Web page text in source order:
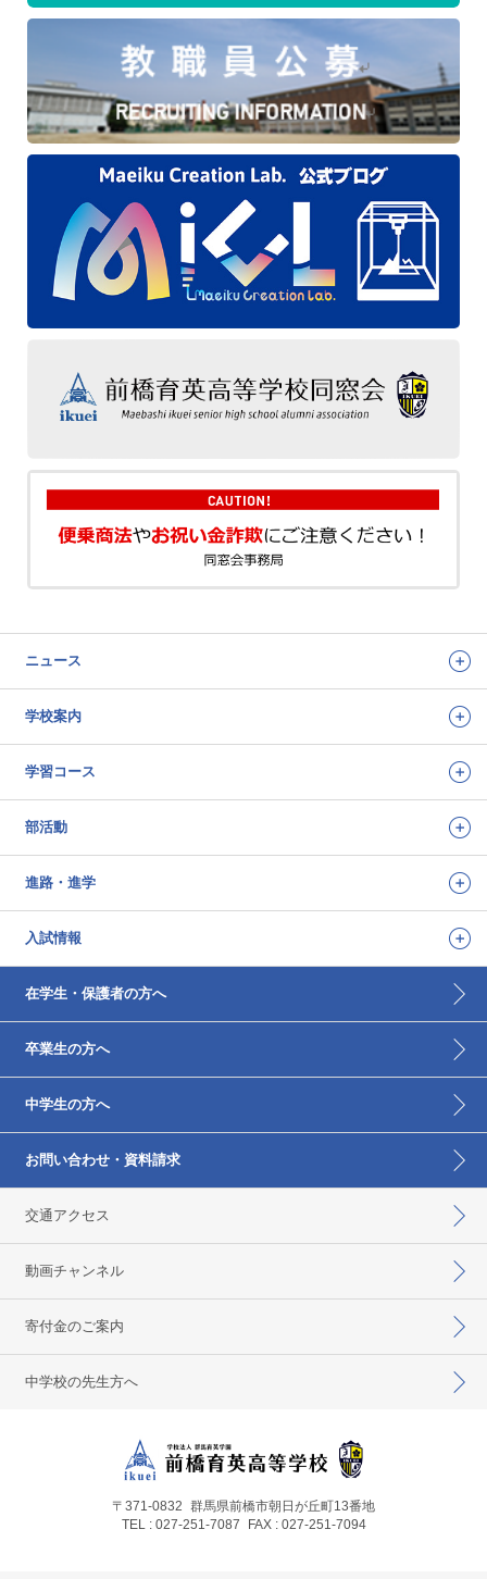
ニュース
学校案内
学習コース
部活動
進路・進学
入試情報
在学生・保護者の方へ
卒業生の方へ
中学生の方へ
お問い合わせ・資料請求
交通アクセス
動画チャンネル
寄付金のご案内
中学校の先生方へ
〒371-0832 群馬県前橋市朝日が丘町13番地
TEL : 027-251-7087
FAX : 027-251-7094